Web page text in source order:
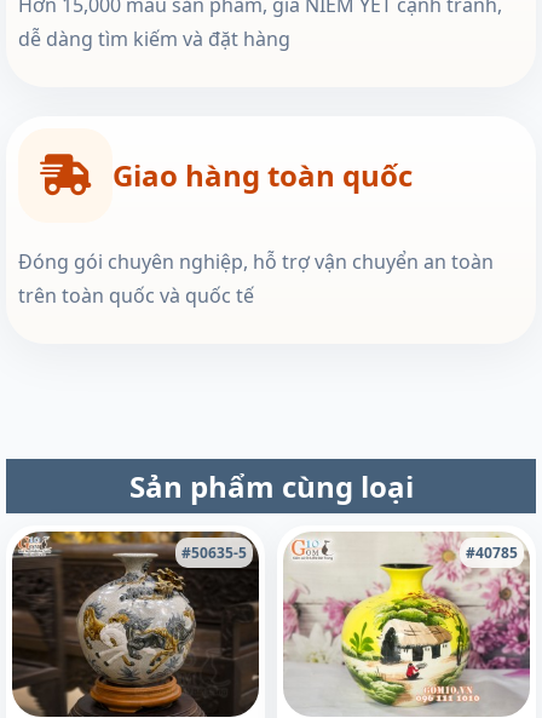
dễ dàng tìm kiếm và đặt hàng
Giao hàng toàn quốc
Đóng gói chuyên nghiệp, hỗ trợ vận chuyển an toàn
trên toàn quốc và quốc tế
Sản phẩm cùng loại
#50635-5 #40785